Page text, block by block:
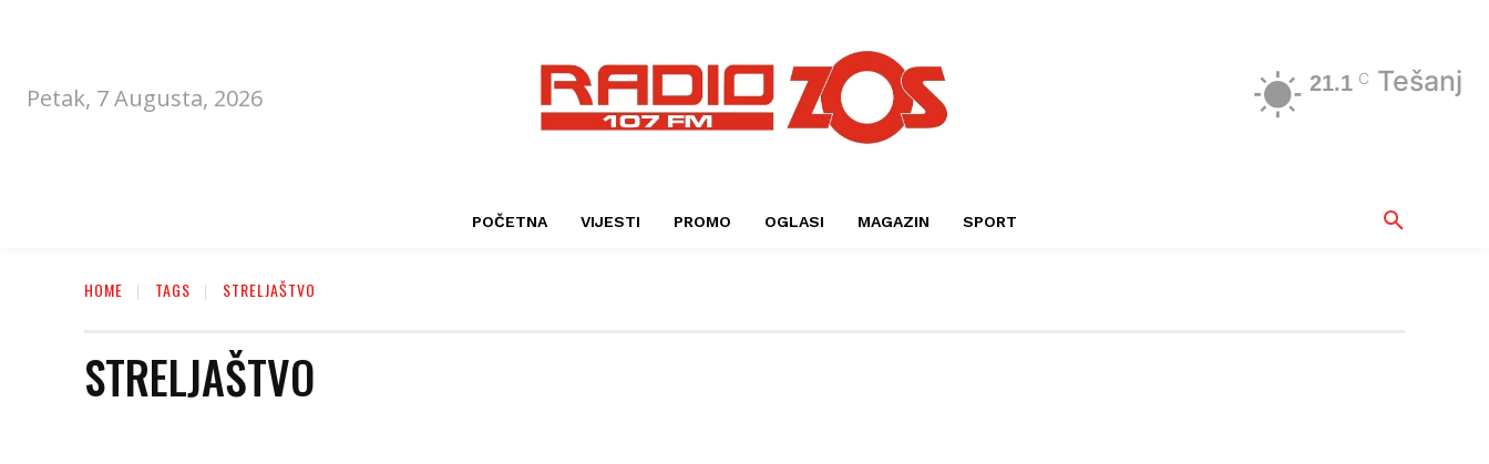
Petak, 7 Augusta, 2026
21.1 C Tešanj
POČETNA VIJESTI PROMO OGLASI MAGAZIN SPORT
HOME TAGS STRELJAŠTVO
STRELJAŠTVO